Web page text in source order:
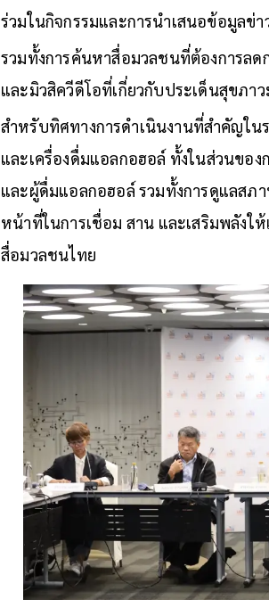
ร่วมในกิจกรรมและการนำเสนอข้อมูลข่า
รวมทั้งการค้นหาสื่อมวลชนที่ต้องการล
และมิวสิควีดีโอที่เกี่ยวกับประเด็นสุขภาว
สำหรับทิศทางการดำเนินงานที่สำคัญใน
และเครื่องดื่มแอลกอฮอล์ ทั้งในส่วนขอ
และผู้ดื่มแอลกอฮอล์ รวมทั้งการดูแลส
หน้าที่ในการเชื่อม สาน และเสริมพลังใ
สื่อมวลชนไทย